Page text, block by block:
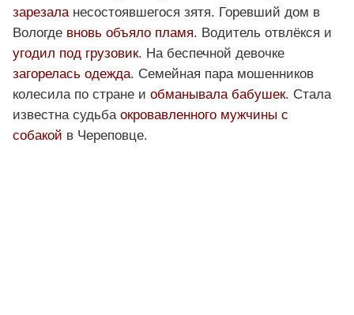
зарезаланесостоявшегося зятя. Горевший дом в
Вологде вновь объяло пламя. Водитель отвлёкся и
угодил под грузовик. На беспечной девочке
загорелась одежда. Семейная пара мошенников
колесила по стране и обманывала бабушек. Стала
известна судьба окровавленного мужчины с
собакой в Череповце.